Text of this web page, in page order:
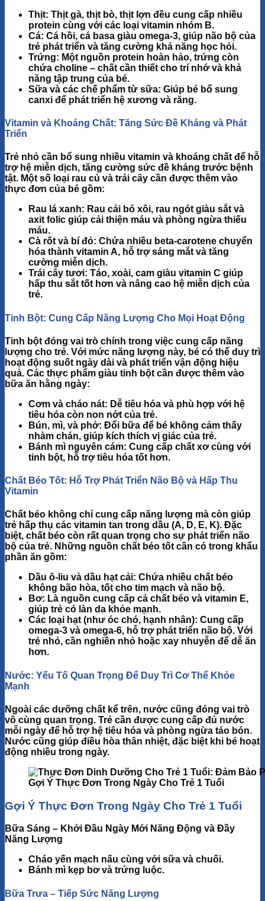
Thịt: Thịt gà, thịt bò, thịt lợn đều cung cấp nhiều
protein cùng với các loại vitamin nhóm B.
Cá: Cá hồi, cá basa giàu omega-3, giúp não bộ của
trẻ phát triển và tăng cường khả năng học hỏi.
Trứng: Một nguồn protein hoàn hảo, trứng còn
chứa choline – chất cần thiết cho trí nhớ và khả
năng tập trung của bé.
Sữa và các chế phẩm từ sữa: Giúp bé bổ sung
canxi để phát triển hệ xương và răng.
Vitamin và Khoáng Chất: Tăng Sức Đề Kháng và Phát
Triển
Trẻ nhỏ cần bổ sung nhiều vitamin và khoáng chất để hỗ
trợ hệ miễn dịch, tăng cường sức đề kháng trước bệnh
tật. Một số loại rau củ và trái cây cần được thêm vào
thực đơn của bé gồm:
Rau lá xanh: Rau cải bó xôi, rau ngót giàu sắt và
axit folic giúp cải thiện máu và phòng ngừa thiếu
máu.
Cà rốt và bí đỏ: Chứa nhiều beta-carotene chuyển
hóa thành vitamin A, hỗ trợ sáng mắt và tăng
cường miễn dịch.
Trái cây tươi: Táo, xoài, cam giàu vitamin C giúp
hấp thu sắt tốt hơn và nâng cao hệ miễn dịch của
trẻ.
Tinh Bột: Cung Cấp Năng Lượng Cho Mọi Hoạt Động
Tinh bột đóng vai trò chính trong việc cung cấp năng
lượng cho trẻ. Với mức năng lượng này, bé có thể duy trì
hoạt động suốt ngày dài và phát triển vận động hiệu
quả. Các thực phẩm giàu tinh bột cần được thêm vào
bữa ăn hằng ngày:
Cơm và cháo nát: Dễ tiêu hóa và phù hợp với hệ
tiêu hóa còn non nớt của trẻ.
Bún, mì, và phở: Đổi bữa để bé không cảm thấy
nhàm chán, giúp kích thích vị giác của trẻ.
Bánh mì nguyên cám: Cung cấp chất xơ cùng với
tinh bột, hỗ trợ tiêu hóa tốt hơn.
Chất Béo Tốt: Hỗ Trợ Phát Triển Não Bộ và Hấp Thu
Vitamin
Chất béo không chỉ cung cấp năng lượng mà còn giúp
trẻ hấp thụ các vitamin tan trong dầu (A, D, E, K). Đặc
biệt, chất béo còn rất quan trọng cho sự phát triển não
bộ của trẻ. Những nguồn chất béo tốt cần có trong khẩu
phần ăn gồm:
Dầu ô-liu và dầu hạt cải: Chứa nhiều chất béo
không bão hòa, tốt cho tim mạch và não bộ.
Bơ: Là nguồn cung cấp cả chất béo và vitamin E,
giúp trẻ có làn da khỏe mạnh.
Các loại hạt (như óc chó, hạnh nhân): Cung cấp
omega-3 và omega-6, hỗ trợ phát triển não bộ. Với
trẻ nhỏ, cần nghiền nhỏ hoặc xay nhuyễn để dễ ăn
hơn.
Nước: Yếu Tố Quan Trọng Để Duy Trì Cơ Thể Khỏe
Mạnh
Ngoài các dưỡng chất kể trên, nước cũng đóng vai trò
vô cùng quan trọng. Trẻ cần được cung cấp đủ nước
mỗi ngày để hỗ trợ hệ tiêu hóa và phòng ngừa táo bón.
Nước cũng giúp điều hòa thân nhiệt, đặc biệt khi bé hoạt
động nhiều trong ngày.
Gợi Ý Thực Đơn Trong Ngày Cho Trẻ 1 Tuổi
Gợi Ý Thực Đơn Trong Ngày Cho Trẻ 1 Tuổi
Bữa Sáng – Khởi Đầu Ngày Mới Năng Động và Đầy
Năng Lượng
Cháo yến mạch nấu cùng với sữa và chuối.
Bánh mì kẹp bơ và trứng luộc.
Bữa Trưa – Tiếp Sức Năng Lượng